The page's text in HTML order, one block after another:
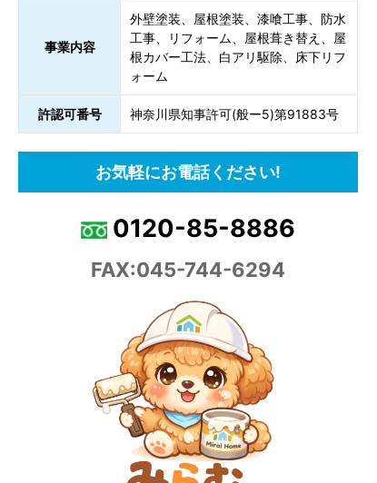
事業内容
外壁塗装、屋根塗装、漆喰工事、防水
工事、リフォーム、屋根葺き替え、屋
根カバー工法、白アリ駆除、床下リフ
ォーム
許認可番号 神奈川県知事許可(般ー5)第91883号
お気軽にお電話ください!
0120-85-8886
FAX:045-744-6294